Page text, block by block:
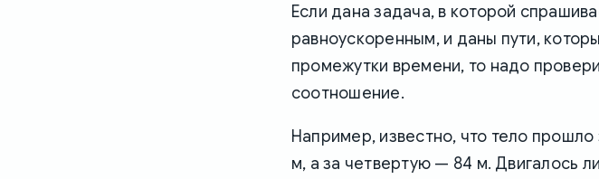
Если дана задача, в которой
равноускоренным, и даны пути,
промежутки времени, то надо
соотношение.
Например, известно, что тело
м, а за четвертую — 84 м. Двигалось